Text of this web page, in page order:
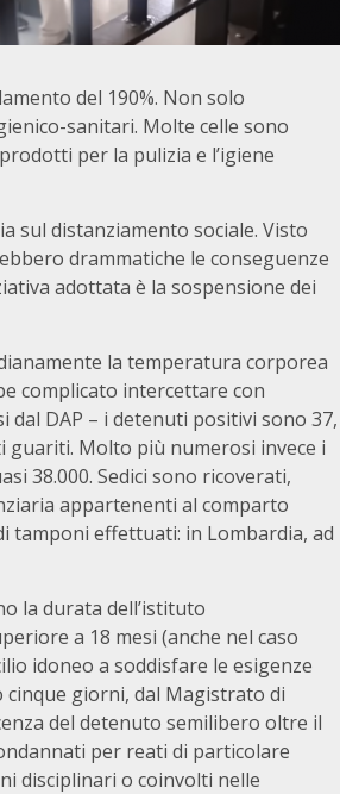
del 190%. Non solo
sanitari. Molte celle sono
per la pulizia e l’igiene
sul distanziamento sociale. Visto
drammatiche le conseguenze
adottata è la sospensione dei
la temperatura corporea
complicato intercettare con
DAP – i detenuti positivi sono 37,
Molto più numerosi invece i
38.000. Sedici sono ricoverati,
appartenenti al comparto
tamponi effettuati: in Lombardia, ad
la durata dell’istituto
a 18 mesi (anche nel caso
idoneo a soddisfare le esigenze
cinque giorni, dal Magistrato di
del detenuto semilibero oltre il
per reati di particolare
disciplinari o coinvolti nelle